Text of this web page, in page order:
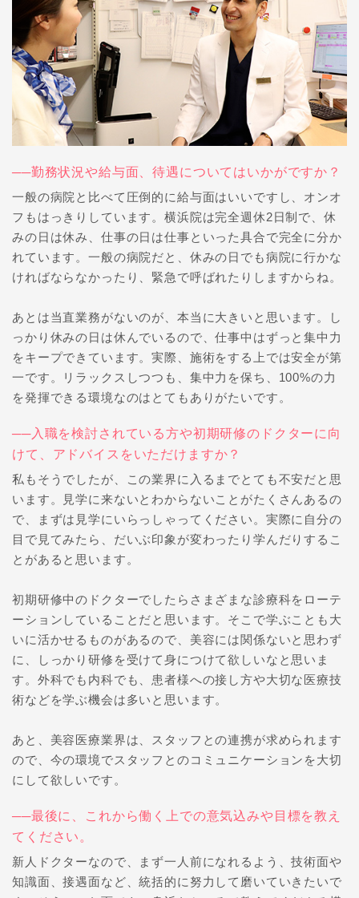
──勤務状況や給与面、待遇についてはいかがですか？
一般の病院と比べて圧倒的に給与面はいいですし、オンオ
フもはっきりしています。横浜院は完全週休2日制で、休
みの日は休み、仕事の日は仕事といった具合で完全に分か
れています。一般の病院だと、休みの日でも病院に行かな
ければならなかったり、緊急で呼ばれたりしますからね。
あとは当直業務がないのが、本当に大きいと思います。し
っかり休みの日は休んでいるので、仕事中はずっと集中力
をキープできています。実際、施術をする上では安全が第
一です。リラックスしつつも、集中力を保ち、100%の力
を発揮できる環境なのはとてもありがたいです。
──入職を検討されている方や初期研修のドクターに向
けて、アドバイスをいただけますか？
私もそうでしたが、この業界に入るまでとても不安だと思
います。見学に来ないとわからないことがたくさんあるの
で、まずは見学にいらっしゃってください。実際に自分の
目で見てみたら、だいぶ印象が変わったり学んだりするこ
とがあると思います。
初期研修中のドクターでしたらさまざまな診療科をローテ
ーションしていることだと思います。そこで学ぶことも大
いに活かせるものがあるので、美容には関係ないと思わず
に、しっかり研修を受けて身につけて欲しいなと思いま
す。外科でも内科でも、患者様への接し方や大切な医療技
術などを学ぶ機会は多いと思います。
あと、美容医療業界は、スタッフとの連携が求められます
ので、今の環境でスタッフとのコミュニケーションを大切
にして欲しいです。
──最後に、これから働く上での意気込みや目標を教え
てください。
新人ドクターなので、まず一人前になれるよう、技術面や
知識面、接遇面など、統括的に努力して磨いていきたいで